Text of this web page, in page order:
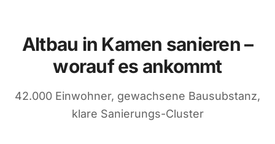
Altbau in Kamen sanieren –
worauf es ankommt
42.000 Einwohner, gewachsene Bausubstanz,
klare Sanierungs-Cluster